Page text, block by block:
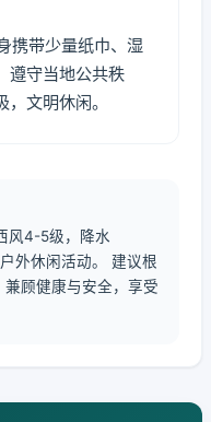
携带少量纸巾、湿
遵守当地公共秩
文明休闲。
风4-5级，降水
外休闲活动。 建议根
顾健康与安全，享受